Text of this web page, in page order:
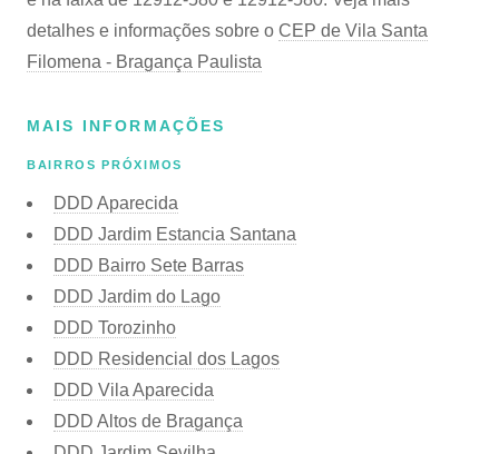
detalhes e informações sobre o CEP de Vila Santa
Filomena - Bragança Paulista
MAIS INFORMAÇÕES
BAIRROS PRÓXIMOS
DDD Aparecida
DDD Jardim Estancia Santana
DDD Bairro Sete Barras
DDD Jardim do Lago
DDD Torozinho
DDD Residencial dos Lagos
DDD Vila Aparecida
DDD Altos de Bragança